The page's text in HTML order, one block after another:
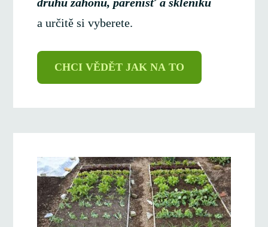
a určitě si vyberete.
CHCI VĚDĚT JAK NA TO